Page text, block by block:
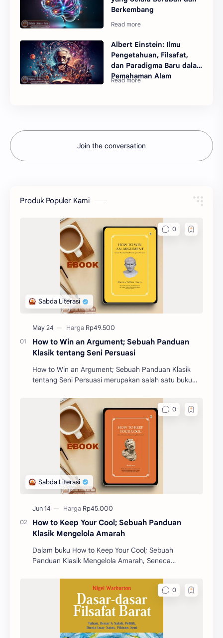
Berkembang
Albert Einstein: Ilmu
Pengetahuan, Filsafat,
dan Paradigma Baru dalam
Pemahaman Alam
Join the conversation
Produk Populer Kami
How to Win an Argument; Sebuah Panduan
Klasik tentang Seni Persuasi
How to Win an Argument; Sebuah Panduan Klasik
tentang Seni Persuasi merupakan salah satu buku
How to Keep Your Cool; Sebuah Panduan
Klasik Mengelola Amarah
Dalam buku How to Keep Your Cool; Sebuah
Panduan Klasik Mengelola Amarah, Seneca
mengelola emosi, khus